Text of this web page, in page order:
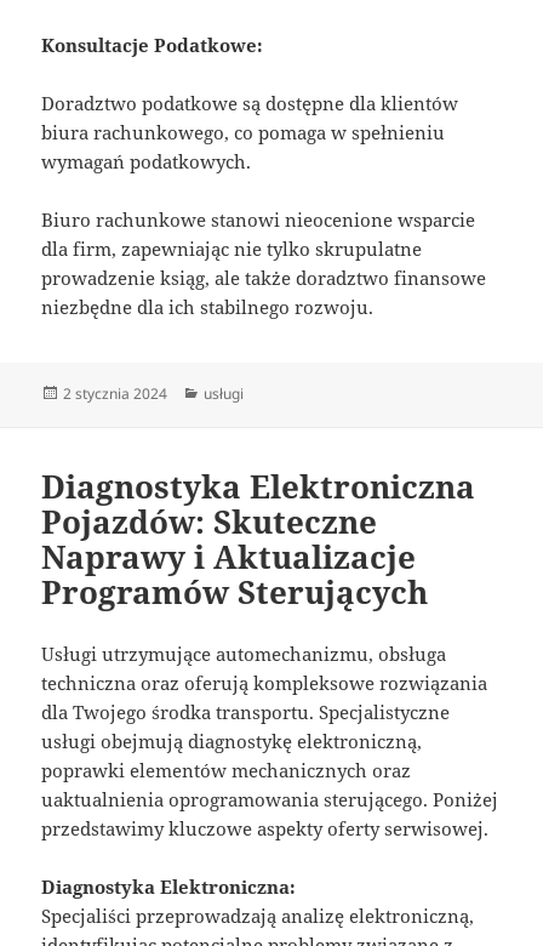
Konsultacje Podatkowe:
Doradztwo podatkowe są dostępne dla klientów
biura rachunkowego, co pomaga w spełnieniu
wymagań podatkowych.
Biuro rachunkowe stanowi nieocenione wsparcie
dla firm, zapewniając nie tylko skrupulatne
prowadzenie ksiąg, ale także doradztwo finansowe
niezbędne dla ich stabilnego rozwoju.
Data
2 stycznia 2024 Kategorie
usługi
Diagnostyka Elektroniczna
Pojazdów: Skuteczne
Naprawy i Aktualizacje
Programów Sterujących
Usługi utrzymujące automechanizmu, obsługa
techniczna oraz oferują kompleksowe rozwiązania
dla Twojego środka transportu. Specjalistyczne
usługi obejmują diagnostykę elektroniczną,
poprawki elementów mechanicznych oraz
uaktualnienia oprogramowania sterującego. Poniżej
przedstawimy kluczowe aspekty oferty serwisowej.
Diagnostyka Elektroniczna:
Specjaliści przeprowadzają analizę elektroniczną,